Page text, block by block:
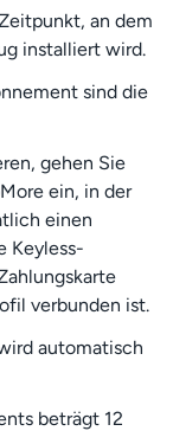
an dem
installiert wird.
sind die
gehen Sie
ein, in der
einen
Keyless-
verbunden ist.
automatisch
beträgt 12